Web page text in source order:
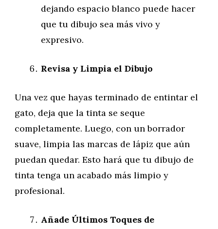
dejando espacio blanco puede hacer
que tu dibujo sea más vivo y
expresivo.
Revisa y Limpia el Dibujo
Una vez que hayas terminado de entintar el
gato, deja que la tinta se seque
completamente. Luego, con un borrador
suave, limpia las marcas de lápiz que aún
puedan quedar. Esto hará que tu dibujo de
tinta tenga un acabado más limpio y
profesional.
Añade Últimos Toques de